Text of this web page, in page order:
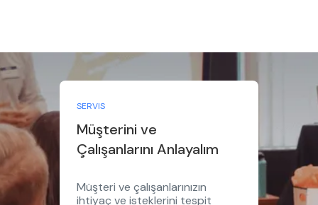
SERVIS
Müşterini ve
Çalışanlarını Anlayalım
Müşteri ve çalışanlarınızın
ihtiyaç ve isteklerini tespit